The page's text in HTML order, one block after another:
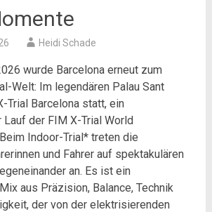
Heidi Schade
wurde Barcelona erneut zum
Welt: Im legendären Palau Sant
Trial Barcelona statt, ein
der FIM X-Trial World
Indoor-Trial* treten die
und Fahrer auf spektakulären
an. Es ist ein
aus Präzision, Balance, Technik
der von der elektrisierenden